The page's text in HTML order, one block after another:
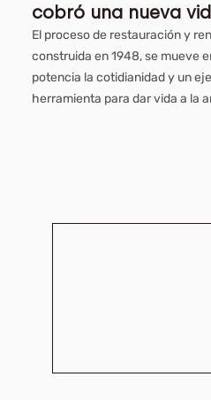
cobró una nueva
El proceso de restauración y
construida en 1948, se mueve
potencia la cotidianidad y un
herramienta para dar vida a la